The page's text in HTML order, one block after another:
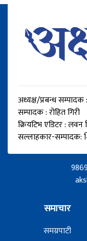
अध्यक्ष/प्रबन्ध सम्पादक
सम्पादक : रोहित गिरी
क्रियटिभ एडिटर : लवन
सल्लाहकार-सम्पादक:
समाचार
समग्रपाटी